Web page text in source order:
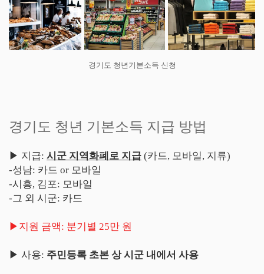
경기도 청년기본소득 신청
경기도 청년 기본소득 지급 방법
▶ 지급: 시군 지역화폐로 지급 (카드, 모바일, 지류)
-성남: 카드 or 모바일
-시흥, 김포: 모바일
-그 외 시군: 카드
▶지원 금액: 분기별 25만 원
▶ 사용: 주민등록 초본 상 시군 내에서 사용